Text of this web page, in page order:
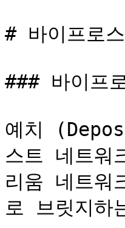
# 바이프로
### 바이프
예치
스트 네트
리움 네트워
로 브릿지하